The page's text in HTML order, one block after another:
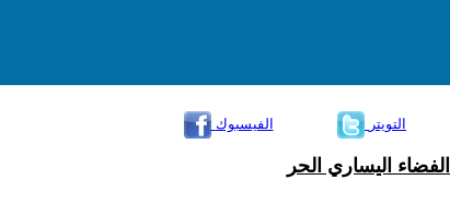
الفيسبوك
التويتر
اليساري الحر